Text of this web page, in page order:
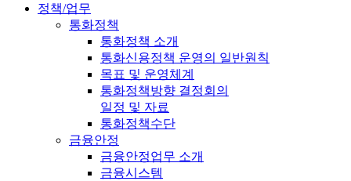
정책/업무
통화정책
통화정책 소개
통화신용정책 운영의 일반원칙
목표 및 운영체계
통화정책방향 결정회의
일정 및 자료
통화정책수단
금융안정
금융안정업무 소개
금융시스템